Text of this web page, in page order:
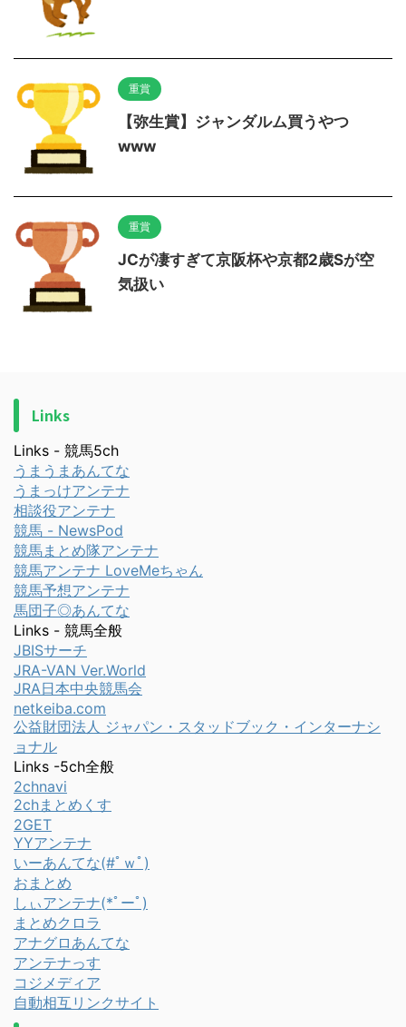
重賞
【弥生賞】ジャンダルム買うやつ
www
重賞
JCが凄すぎて京阪杯や京都2歳Sが空
気扱い
Links
Links - 競馬5ch
うまうまあんてな
うまっけアンテナ
相談役アンテナ
競馬 - NewsPod
競馬まとめ隊アンテナ
競馬アンテナ LoveMeちゃん
競馬予想アンテナ
馬団子◎あんてな
Links - 競馬全般
JBISサーチ
JRA-VAN Ver.World
JRA日本中央競馬会
netkeiba.com
公益財団法人 ジャパン・スタッドブック・インターナシ
ョナル
Links -5ch全般
2chnavi
2chまとめくす
2GET
YYアンテナ
いーあんてな(#ﾟｗﾟ)
おまとめ
しぃアンテナ(*ﾟーﾟ)
まとめクロラ
アナグロあんてな
アンテナっす
コジメディア
自動相互リンクサイト